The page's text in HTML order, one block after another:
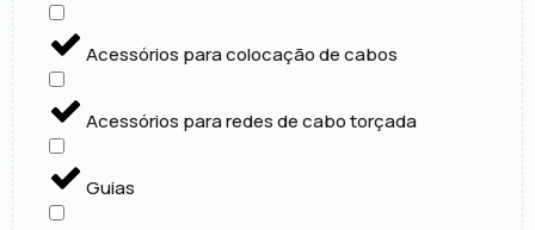
Acessórios para colocação de cabos
Acessórios para redes de cabo torçada
Guias